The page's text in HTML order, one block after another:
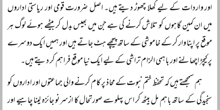
اور واردات کے لیے کھلا چھوڑ دیتے ہیں۔ اصل ضرورت قومی اور ریاستی اداروں
میں ان کمین گاہوں کو تلاش کرنے کی ہے جن میں بھیس بدل کر بیٹھے ہوئے لوگ ہر
موقع پر اپنا وار کر کے خاموشی کے ساتھ پیچھے ہٹ جاتے ہیں اور ہمیں ایک دوسرے
پر کیچڑ اچھالنے اور باہمی الزام تراشی کے لیے ایک نیا موقع فراہم کر دیتے ہیں۔
ہم سمجھتے ہیں کہ تحفظ ختم نبوت کے محاذ پر کام کرنے والی جماعتوں اور اداروں کو
سنجیدگی کے ساتھ باہم مل بیٹھ کر اس پہلو سے صورتحال کا ازسرنو جائزہ لینا چاہیے اور